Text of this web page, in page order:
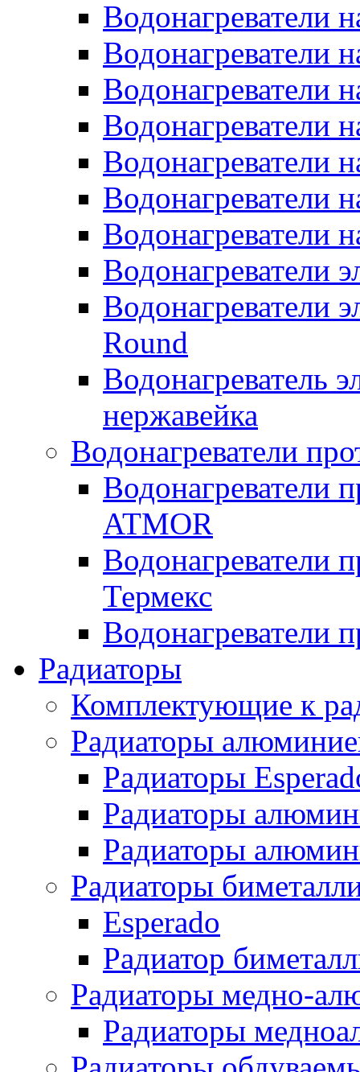
Водонагреватели
Водонагреватели
Водонагреватели
Водонагреватели
Водонагреватели
Водонагреватели
Водонагреватели
Водонагреватели
Водонагреватели
Round
Водонагреватель
нержавейка
Водонагреватели
Водонагреватели
ATMOR
Водонагреватели
Термекс
Водонагреватели
Радиаторы
Комплектующие к
Радиаторы
Радиаторы
Радиаторы
Радиаторы
Радиаторы
Esperado
Радиатор
Радиаторы медно-
Радиаторы